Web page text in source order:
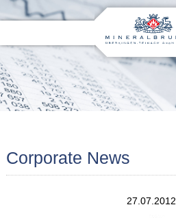
Corporate News
27.07.2012